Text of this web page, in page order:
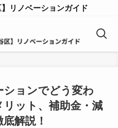
リノベーションガイド
ションでどう変わ
リット、補助金・減
解説！